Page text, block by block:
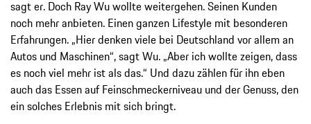
sagt er. Doch Ray Wu wollte weitergehen. Seinen Kunden
noch mehr anbieten. Einen ganzen Lifestyle mit besonderen
Erfahrungen. „Hier denken viele bei Deutschland vor allem an
Autos und Maschinen“, sagt Wu. „Aber ich wollte zeigen, dass
es noch viel mehr ist als das.“ Und dazu zählen für ihn eben
auch das Essen auf Feinschmeckerniveau und der Genuss, den
ein solches Erlebnis mit sich bringt.